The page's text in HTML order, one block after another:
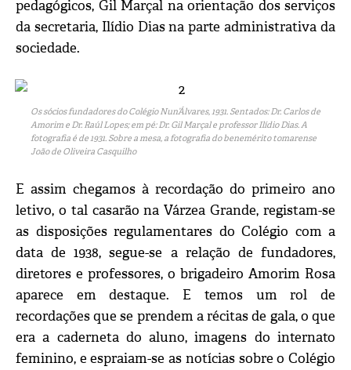
pedagógicos, Gil Marçal na orientação dos serviços
da secretaria, Ilídio Dias na parte administrativa da
sociedade.
Os sócios fundadores do Colégio Nun’Álvares, 1931. Sentados: Dr. Carlos de
Amorim e Dr. Raúl Lopes; em pé: Dr. Gil Marçal e professor Ilídio Dias. A
fotografia é de 1931. Sobre a mesa, a fotografia do benemérito tomarense
João de Oliveira Casquilho
E assim chegamos à recordação do primeiro ano
letivo, o tal casarão na Várzea Grande, registam-se
as disposições regulamentares do Colégio com a
data de 1938, segue-se a relação de fundadores,
diretores e professores, o brigadeiro Amorim Rosa
aparece em destaque. E temos um rol de
recordações que se prendem a récitas de gala, o que
era a caderneta do aluno, imagens do internato
feminino, e espraiam-se as notícias sobre o Colégio